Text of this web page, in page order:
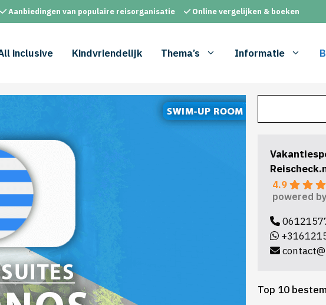
Aanbiedingen van populaire reisorganisatie Online vergelijken & boeken
inclusive Kindvriendelijk Thema’s Informatie
4.9
powered by
Top 10